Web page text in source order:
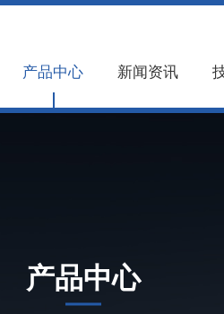
产品中心 新闻资讯
产品中心